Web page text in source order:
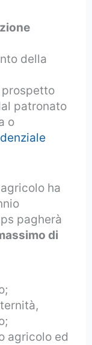
della
patronato
o
ha
pagherà
di
agricolo ed